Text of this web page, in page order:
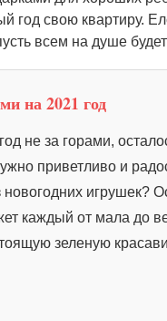
год свою квартиру.
всем на душе
на 2021 год
не за горами,
приветливо и
новогодних игрушек?
каждый от мала до
зеленую